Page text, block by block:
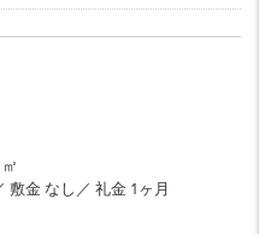
敷金 なし／ 礼金 1ヶ月